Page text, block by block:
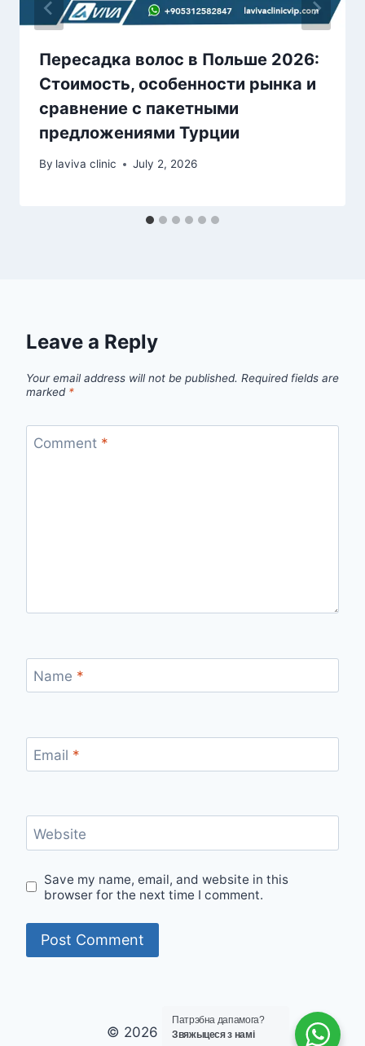
Пересадка волос в Польше 2026:
Стоимость, особенности рынка и
сравнение с пакетными
предложениями Турции
By laviva clinic July 2, 2026
Leave a Reply
Your email address will not be published. Required fields are
marked *
Comment *
Name *
Email *
Website
Save my name, email, and website in this
browser for the next time I comment.
© 2026 laviva clinic vip
Патрэбна дапамога?
Звяжыцеся з намі